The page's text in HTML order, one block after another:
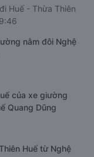
Huế - Thừa Thiên
nằm đôi Nghệ
của xe giường
Quang Dũng
Huế từ Nghệ